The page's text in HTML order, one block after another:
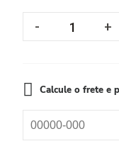
Calcule o frete e